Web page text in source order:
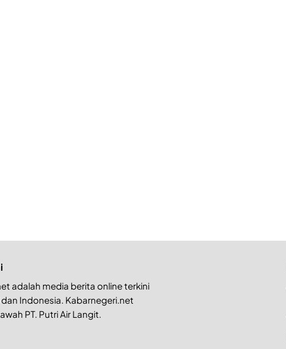
adalah media berita online terkini
Indonesia. Kabarnegeri.net
PT. Putri Air Langit.